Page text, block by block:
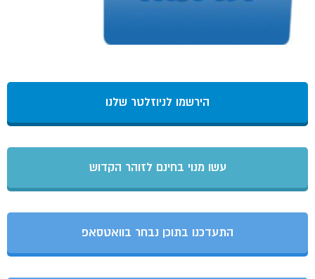
הירשמו לניוזלטר שלנו
עשו מנוי בחינם לזוהר הקדוש
התעדכנו בתוכן נבחר בוואטסאפ